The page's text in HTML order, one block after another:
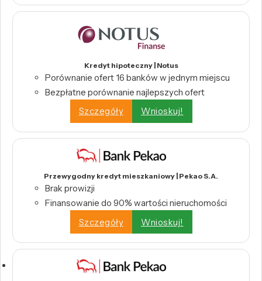
Kredyt hipoteczny | Notus
Porównanie ofert 16 banków w jednym miejscu
Bezpłatne porównanie najlepszych ofert
Szczegóły
Wnioskuj!
Przewygodny kredyt mieszkaniowy | Pekao S.A.
Brak prowizji
Finansowanie do 90% wartości nieruchomości
Szczegóły
Wnioskuj!